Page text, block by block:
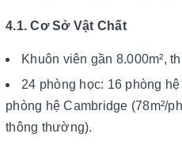
4.1. Cơ Sở Vật Chất
Khuôn viên gần 8.000m²,
24 phòng học: 16 phòng
phòng hệ Cambridge (78m²/
thông thường).